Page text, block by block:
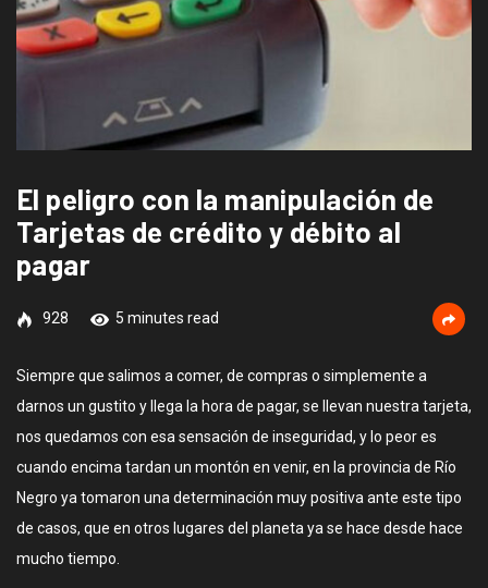
El peligro con la manipulación de
Tarjetas de crédito y débito al
pagar
928 5 minutes read
Siempre que salimos a comer, de compras o simplemente a
darnos un gustito y llega la hora de pagar, se llevan nuestra tarjeta,
nos quedamos con esa sensación de inseguridad, y lo peor es
cuando encima tardan un montón en venir, en la provincia de Río
Negro ya tomaron una determinación muy positiva ante este tipo
de casos, que en otros lugares del planeta ya se hace desde hace
mucho tiempo.